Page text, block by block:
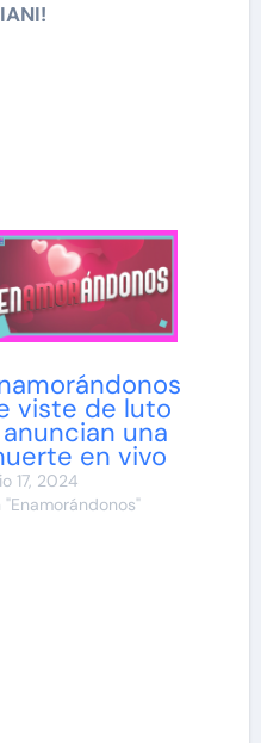
viste de luto
una
en vivo
17, 2024
"Enamorándonos"